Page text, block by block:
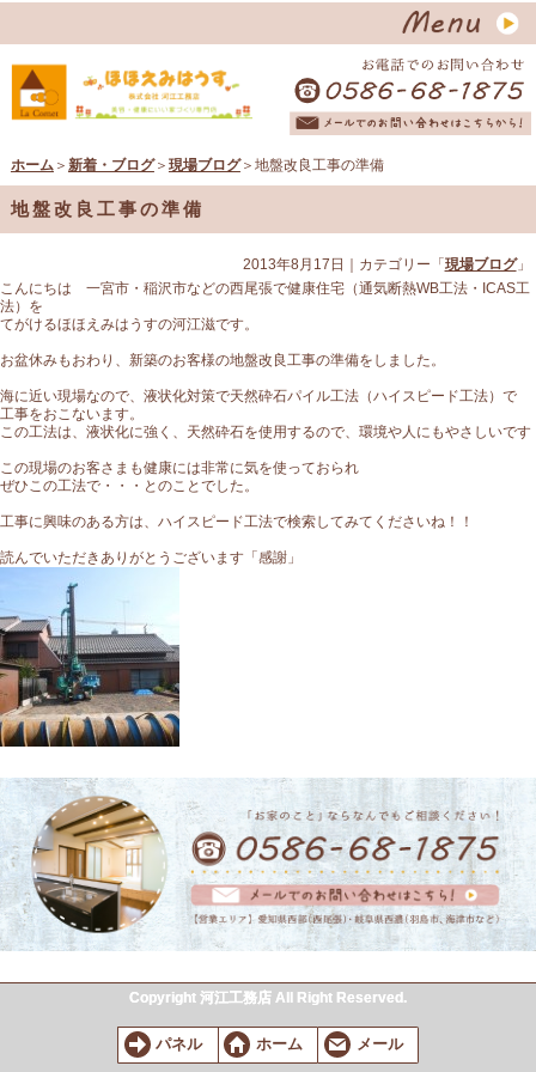
ホーム＞ 新着・ブログ＞ 現場ブログ＞地盤改良工事の準備
地盤改良工事の準備
2013年8月17日 ｜カテゴリー「 現場ブログ」
こんにちは 一宮市・稲沢市などの西尾張で健康住宅（通気断熱WB工法・ICAS工
法）を
てがけるほほえみはうすの河江滋です。
お盆休みもおわり、新築のお客様の地盤改良工事の準備をしました。
海に近い現場なので、液状化対策で天然砕石パイル工法（ハイスピード工法）で
工事をおこないます。
この工法は、液状化に強く、天然砕石を使用するので、環境や人にもやさしいです
この現場のお客さまも健康には非常に気を使っておられ
ぜひこの工法で・・・とのことでした。
工事に興味のある方は、ハイスピード工法で検索してみてくださいね！！
読んでいただきありがとうございます「感謝」
Copyright 河江工務店 All Right Reserved.
パネル ホーム メール